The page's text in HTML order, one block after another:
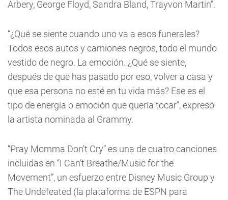
Arbery, George Floyd, Sandra Bland, Trayvon Martin”.
“¿Qué se siente cuando uno va a esos funerales?
Todos esos autos y camiones negros, todo el mundo
vestido de negro. La emoción. ¿Qué se siente,
después de que has pasado por eso, volver a casa y
que esa persona no esté en tu vida más? Ese es el
tipo de energía o emoción que quería tocar”, expresó
la artista nominada al Grammy.
“Pray Momma Don’t Cry” es una de cuatro canciones
incluidas en “I Can’t Breathe/Music for the
Movement”, un esfuerzo entre Disney Music Group y
The Undefeated (la plataforma de ESPN para